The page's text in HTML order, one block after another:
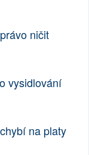
ničit
vysidlování
na platy